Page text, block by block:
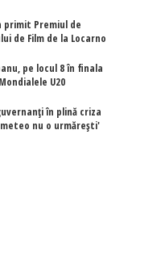
primit Premiul de
de Film de la Locarno
pe locul 8 în finala
U20
în plină criza
nu o urmărești'